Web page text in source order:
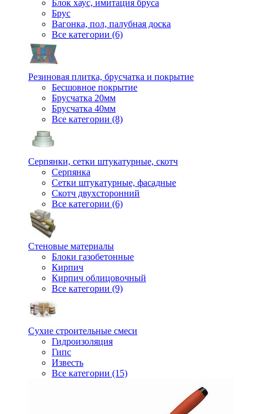
Блок хаус, имитация бруса
Брус
Вагонка, пол, палубная доска
Все категории (6)
Резиновая плитка, брусчатка и покрытие
Бесшовное покрытие
Брусчатка 20мм
Брусчатка 40мм
Все категории (8)
Серпянки, сетки штукатурные, скотч
Серпянка
Сетки штукатурные, фасадные
Скотч двухсторонний
Все категории (6)
Стеновые материалы
Блоки газобетонные
Кирпич
Кирпич облицовочный
Все категории (9)
Сухие строительные смеси
Гидроизоляция
Гипс
Известь
Все категории (15)